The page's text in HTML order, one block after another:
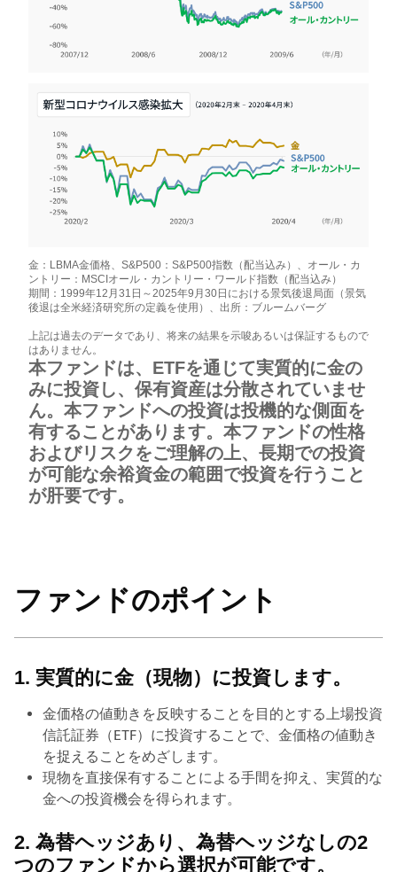
金：LBMA金価格、S&P500：S&P500指数（配当込み）、オール・カ
ントリー：MSCIオール・カントリー・ワールド指数（配当込み）
期間：1999年12月31日～2025年9月30日における景気後退局面（景気
後退は全米経済研究所の定義を使用）、出所：ブルームバーグ
上記は過去のデータであり、将来の結果を示唆あるいは保証するもので
はありません。
本ファンドは、ETFを通じて実質的に金の
みに投資し、保有資産は分散されていませ
ん。本ファンドへの投資は投機的な側面を
有することがあります。本ファンドの性格
およびリスクをご理解の上、長期での投資
が可能な余裕資金の範囲で投資を行うこと
が肝要です。
ファンドのポイント
1. 実質的に金（現物）に投資します。
金価格の値動きを反映することを目的とする上場投資
信託証券（ETF）に投資することで、金価格の値動き
を捉えることをめざします。
現物を直接保有することによる手間を抑え、実質的な
金への投資機会を得られます。
2. 為替ヘッジあり、為替ヘッジなしの2
つのファンドから選択が可能です。